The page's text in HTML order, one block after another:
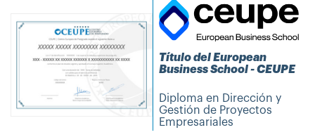
Título del European
Business School - CEUPE
Diploma en Dirección y
Gestión de Proyectos
Empresariales